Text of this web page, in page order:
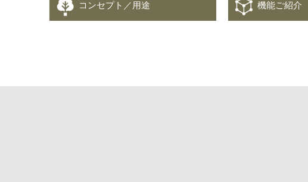
コンセプト／用途 機能ご紹介